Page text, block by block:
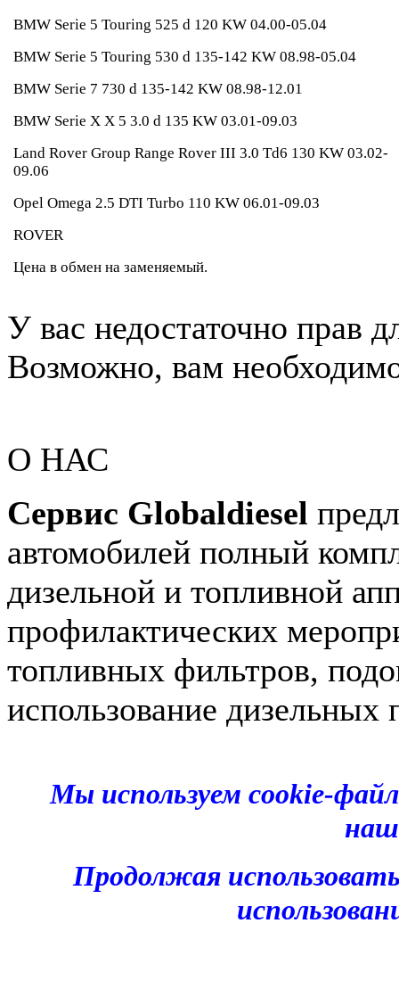
BMW Serie 5 Touring 525 d 120 KW 04.00-05.04
BMW Serie 5 Touring 530 d 135-142 KW 08.98-05.04
BMW Serie 7 730 d 135-142 KW 08.98-12.01
BMW Serie X X 5 3.0 d 135 KW 03.01-09.03
Land Rover Group Range Rover III 3.0 Td6 130 KW 03.02-
09.06
Opel Omega 2.5 DTI Turbo 110 KW 06.01-09.03
ROVER
Цена в обмен на заменяемый.
У вас недостаточно прав
Возможно, вам необходимо
О НАС
Сервис Globaldiesel
автомобилей полный
дизельной и топливной
профилактических
топливных фильтров,
использование дизельных
Мы используем cookie-
Продолжая